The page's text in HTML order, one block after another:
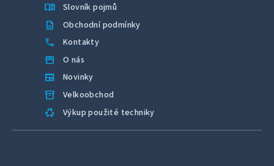
menu_book Slovník pojmů
description Obchodní podmínky
call Kontakty
storefront O nás
newspaper Novinky
inventory_2 Velkoobchod
recycling Výkup použité techniky